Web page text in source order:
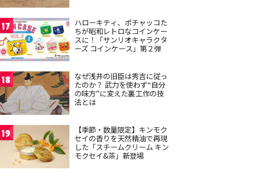
17
ハローキティ、ポチャッコた
ちが昭和レトロなコインケー
スに！「サンリオキャラクタ
ーズ コインケース」第２弾
18
なぜ浅井の旧臣は秀吉に従っ
たのか？ 武力を使わず“自分
の味方”に変えた裏工作の技
法とは
19
【季節・数量限定】キンモク
セイの香りを天然精油で再現
した「スチームクリーム キン
モクセイ&茶」新登場